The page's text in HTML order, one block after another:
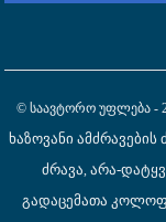
© Საავტორო Უფლება -
Ხაზოვანი Ამძრავების
Ძრავა Არა-
Გადაცემათა